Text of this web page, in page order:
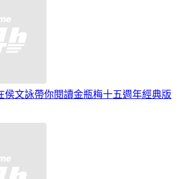
侯文詠帶你閱讀金瓶梅十五週年經典版